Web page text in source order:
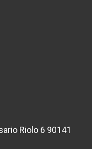
Riolo 6 90141